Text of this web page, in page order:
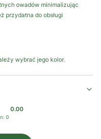
owadów minimalizując
przydatna do obsługi
wybrać jego kolor.
0.00
0